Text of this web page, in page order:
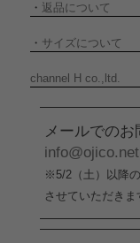
・ 返品について
・ サイズについて
channel H co.,ltd.
メールでのお
info@ojico.net
※5/2（土）以降
させていただきま